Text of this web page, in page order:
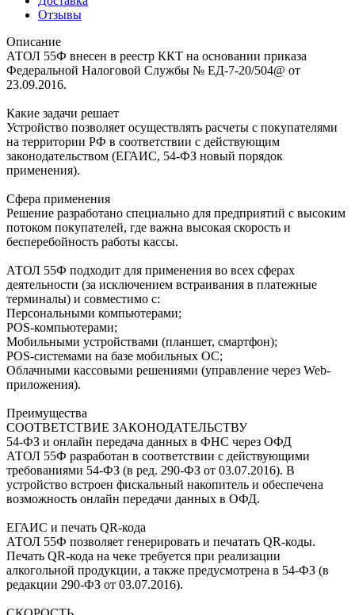
Отзывы
Описание
АТОЛ 55Ф внесен в реестр ККТ на основании приказа
Федеральной Налоговой Службы № ЕД-7-20/504@ от
23.09.2016.
Какие задачи решает
Устройство позволяет осуществлять расчеты с покупателями
на территории РФ в соответствии с действующим
законодательством (ЕГАИС, 54-ФЗ новый порядок
применения).
Сфера применения
Решение разработано специально для предприятий с высоким
потоком покупателей, где важна высокая скорость и
бесперебойность работы кассы.
АТОЛ 55Ф подходит для применения во всех сферах
деятельности (за исключением встраивания в платежные
терминалы) и совместимо с:
Персональными компьютерами;
POS-компьютерами;
Мобильными устройствами (планшет, смартфон);
POS-системами на базе мобильных ОС;
Облачными кассовыми решениями (управление через Web-
приложения).
Преимущества
СООТВЕТСТВИЕ ЗАКОНОДАТЕЛЬСТВУ
54-ФЗ и онлайн передача данных в ФНС через ОФД
АТОЛ 55Ф разработан в соответствии с действующими
требованиями 54-ФЗ (в ред. 290-ФЗ от 03.07.2016). В
устройство встроен фискальный накопитель и обеспечена
возможность онлайн передачи данных в ОФД.
ЕГАИС и печать QR-кода
АТОЛ 55Ф позволяет генерировать и печатать QR-коды.
Печать QR-кода на чеке требуется при реализации
алкогольной продукции, а также предусмотрена в 54-ФЗ (в
редакции 290-ФЗ от 03.07.2016).